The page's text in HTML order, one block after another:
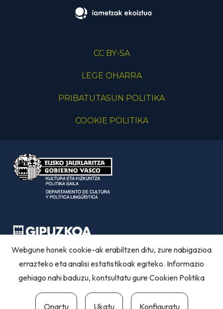
CC BY-SA
LEGE OHARRA
PRIBATUTASUN POLITIKA
COOKIE POLITIKA
Webgune honek cookie-ak erabiltzen ditu, zure nabigazioa
errazteko eta analisi estatistikoak egiteko. Informazio
gehiago nahi baduzu, kontsultatu gureCookien Politika
Onartu Ukatu Konfiguratu